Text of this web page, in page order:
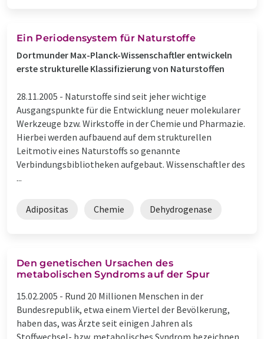
Ein Periodensystem für Naturstoffe
Dortmunder Max-Planck-Wissenschaftler entwickeln
erste strukturelle Klassifizierung von Naturstoffen
28.11.2005 - Naturstoffe sind seit jeher wichtige
Ausgangspunkte für die Entwicklung neuer molekularer
Werkzeuge bzw. Wirkstoffe in der Chemie und Pharmazie.
Hierbei werden aufbauend auf dem strukturellen
Leitmotiv eines Naturstoffs so genannte
Verbindungsbibliotheken aufgebaut. Wissenschaftler des
...
Adipositas Chemie Dehydrogenase
Den genetischen Ursachen des
metabolischen Syndroms auf der Spur
15.02.2005 - Rund 20 Millionen Menschen in der
Bundesrepublik, etwa einem Viertel der Bevölkerung,
haben das, was Ärzte seit einigen Jahren als
Stoffwechsel- bzw. metabolisches Syndrom bezeichnen.